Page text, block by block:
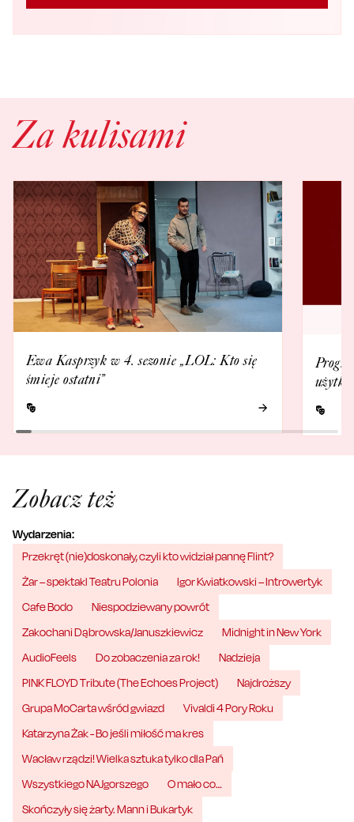
Za kulisami
Ewa Kasprzyk w 4. sezonie „LOL: Kto się
śmieje ostatni”
Zobacz też
Wydarzenia:
Przekręt (nie)doskonały, czyli kto widział pannę Flint?
Żar – spektakl Teatru Polonia
Igor Kwiatkowski – Introwertyk
Cafe Bodo
Niespodziewany powrót
Zakochani Dąbrowska/Januszkiewicz
Midnight in New York
AudioFeels
Do zobaczenia za rok!
Nadzieja
PINK FLOYD Tribute (The Echoes Project)
Najdroższy
Grupa MoCarta wśród gwiazd
Vivaldi 4 Pory Roku
Katarzyna Żak - Bo jeśli miłość ma kres
Wacław rządzi! Wielka sztuka tylko dla Pań
Wszystkiego NAJgorszego
O mało co…
Skończyły się żarty. Mann i Bukartyk